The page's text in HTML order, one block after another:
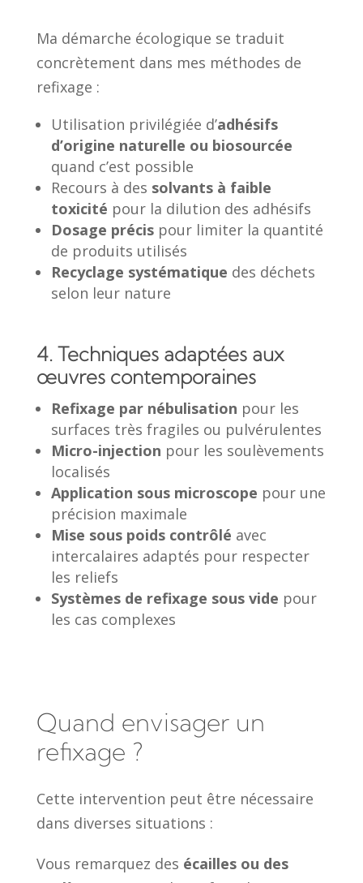
Ma démarche écologique se traduit
concrètement dans mes méthodes de
refixage :
Utilisation privilégiée d’adhésifs
d’origine naturelle ou biosourcée
quand c’est possible
Recours à des solvants à faible
toxicité pour la dilution des adhésifs
Dosage précis pour limiter la quantité
de produits utilisés
Recyclage systématique des déchets
selon leur nature
4. Techniques adaptées aux
œuvres contemporaines
Refixage par nébulisation pour les
surfaces très fragiles ou pulvérulentes
Micro-injection pour les soulèvements
localisés
Application sous microscope pour une
précision maximale
Mise sous poids contrôlé avec
intercalaires adaptés pour respecter
les reliefs
Systèmes de refixage sous vide pour
les cas complexes
Quand envisager un
refixage ?
Cette intervention peut être nécessaire
dans diverses situations :
Vous remarquez des écailles ou des